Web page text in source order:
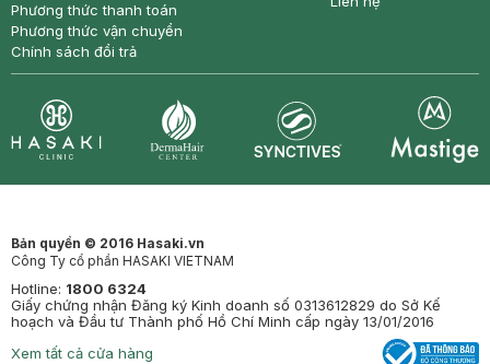
Phương thức thanh toán
Phương thức vận chuyển
Chính sách đổi trả
Bản quyền © 2016 Hasaki.vn
Công Ty cổ phần HASAKI VIETNAM
Hotline: 1800 6324
Giấy chứng nhận Đăng ký Kinh doanh số 0313612829 do Sở Kế
hoạch và Đầu tư Thành phố Hồ Chí Minh cấp ngày 13/01/2016
Xem tất cả cửa hàng